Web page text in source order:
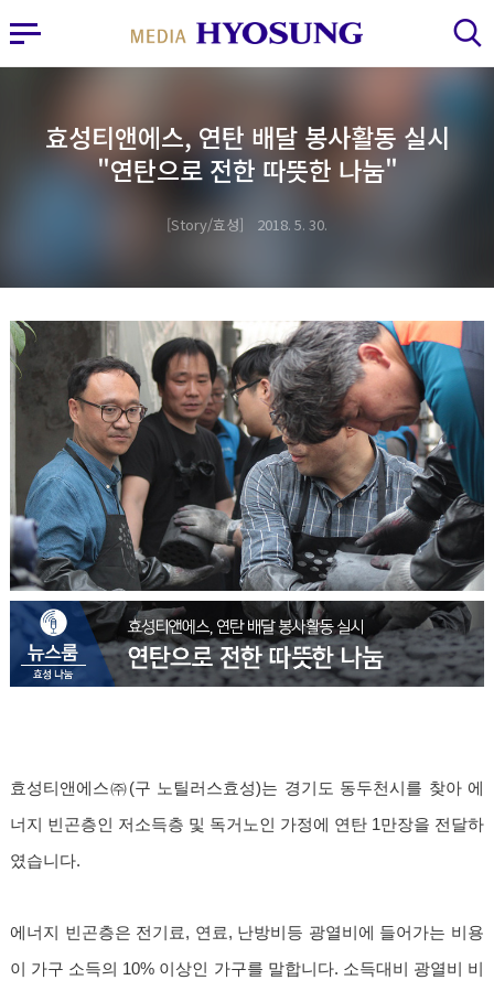
MY FRIEND HYOSUNG
사이드바 열기 검색 레이어 열기
효성티앤에스, 연탄 배달 봉사활동 실시
"연탄으로 전한 따뜻한 나눔"
Story/효성 2018. 5. 30.
효성티앤에스㈜(구 노틸러스효성)는 경기도 동두천시를 찾아 에
너지 빈곤층인 저소득층 및 독거노인 가정에 연탄 1만장을 전달하
였습니다.
에너지 빈곤층은 전기료, 연료, 난방비등 광열비에 들어가는 비용
이 가구 소득의 10% 이상인 가구를 말합니다. 소득대비 광열비 비